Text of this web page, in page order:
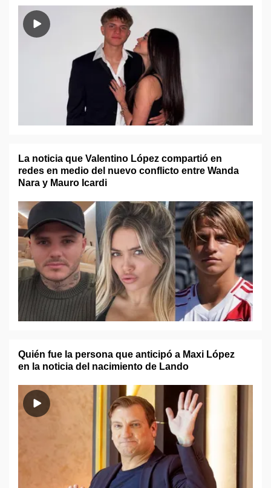
La noticia que Valentino López compartió en
redes en medio del nuevo conflicto entre Wanda
Nara y Mauro Icardi
Quién fue la persona que anticipó a Maxi López
en la noticia del nacimiento de Lando